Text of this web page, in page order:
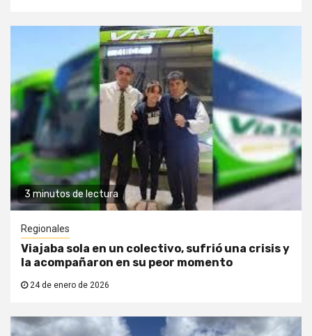
3 minutos de lectura
Regionales
Viajaba sola en un colectivo, sufrió una crisis y
la acompañaron en su peor momento
24 de enero de 2026